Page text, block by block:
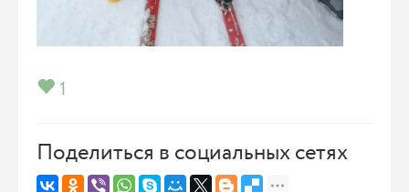
1
Поделиться в социальных сетях